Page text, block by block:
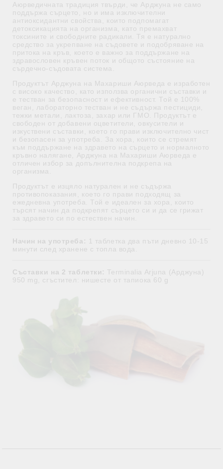
Аюрведичната традиция твърди, че Арджуна не само
поддържа сърцето, но и има изключителни
антиоксидантни свойства, които подпомагат
детоксикацията на организма, като премахват
токсините и свободните радикали. Тя е натурално
средство за укрепване на съдовете и подобряване на
притока на кръв, което е важно за поддържане на
здравословен кръвен поток и общото състояние на
сърдечно-съдовата система.
Продуктът Арджуна на Махариши Аюрведа е изработен
с високо качество, като използва органични съставки и
е тестван за безопасност и ефективност. Той е 100%
веган, лабораторно тестван и не съдържа пестициди,
тежки метали, лактоза, захар или ГМО. Продуктът е
свободен от добавени оцветители, овкусители и
изкуствени съставки, което го прави изключително чист
и безопасен за употреба. За хора, които се стремят
към поддържане на здравето на сърцето и нормалното
кръвно налягане, Арджуна на Махариши Аюрведа е
отличен избор за допълнителна подкрепа на
организма.
Продуктът е изцяло натурален и не съдържа
противопоказания, което го прави подходящ за
ежедневна употреба. Той е идеален за хора, които
търсят начин да подкрепят сърцето си и да се грижат
за здравето си по естествен начин.
Начин на употреба:
1 таблетка два пъти дневно 10-15
минути след хранене с топла вода.
Съставки на 2 таблетки: Terminalia Arjuna (Арджуна)
950 mg, сгъстител: нишесте от тапиока 60 g